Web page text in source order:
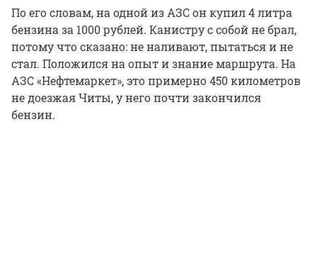
По его словам, на одной из АЗС он купил 4 литра
бензина за 1000 рублей. Канистру с собой не брал,
потому что сказано: не наливают, пытаться и не
стал. Положился на опыт и знание маршрута. На
АЗС «Нефтемаркет», это примерно 450 километров
не доезжая Читы, у него почти закончился
бензин.